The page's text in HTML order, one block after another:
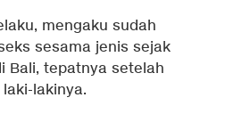
mengaku sudah
sesama jenis sejak
Bali, tepatnya setelah
lakinya.